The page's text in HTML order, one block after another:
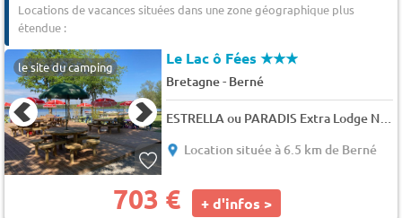
Locations de vacances situées dans une zone géographique plus
étendue :
le site du camping Le Lac ô Fées★★★
Bretagne- Berné
ESTRELLA ou PARADIS Extra Lodge Nomad grand confort comme à la maison 35m2 - 6 personnes 6 pers.
Location située à 6.5 km de Berné
703 € + d'infos >